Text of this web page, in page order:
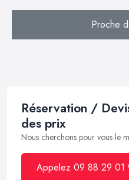
Proche
Réservation /
des prix
Nous cherchons pour vous le
Appelez 09 88 29 01